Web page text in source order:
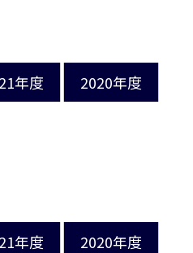
年度 2020年度
年度 2020年度